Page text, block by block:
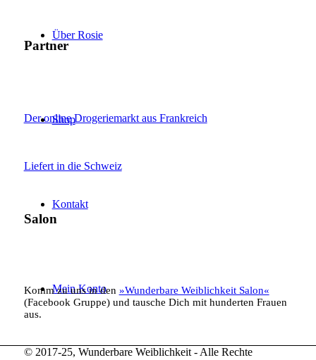
Über Rosie
Shop
Kontakt
Mein Konto
Partner
Der online Drogeriemarkt aus Frankreich
Liefert in die Schweiz
Salon
Komm zu uns in den »Wunderbare Weiblichkeit Salon«
(Facebook Gruppe) und tausche Dich mit hunderten Frauen
aus.
© 2017-25, Wunderbare Weiblichkeit - Alle Rechte